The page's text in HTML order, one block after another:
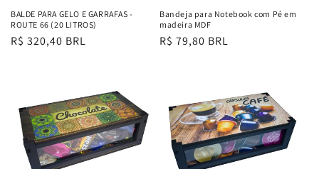
BALDE PARA GELO E GARRAFAS -
ROUTE 66 (20 LITROS)
Preço
R$ 320,40 BRL
Bandeja para Notebook com Pé em
madeira MDF
Preço
R$ 79,80 BRL